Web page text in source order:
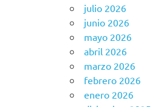
julio 2026
junio 2026
mayo 2026
abril 2026
marzo 2026
febrero 2026
enero 2026